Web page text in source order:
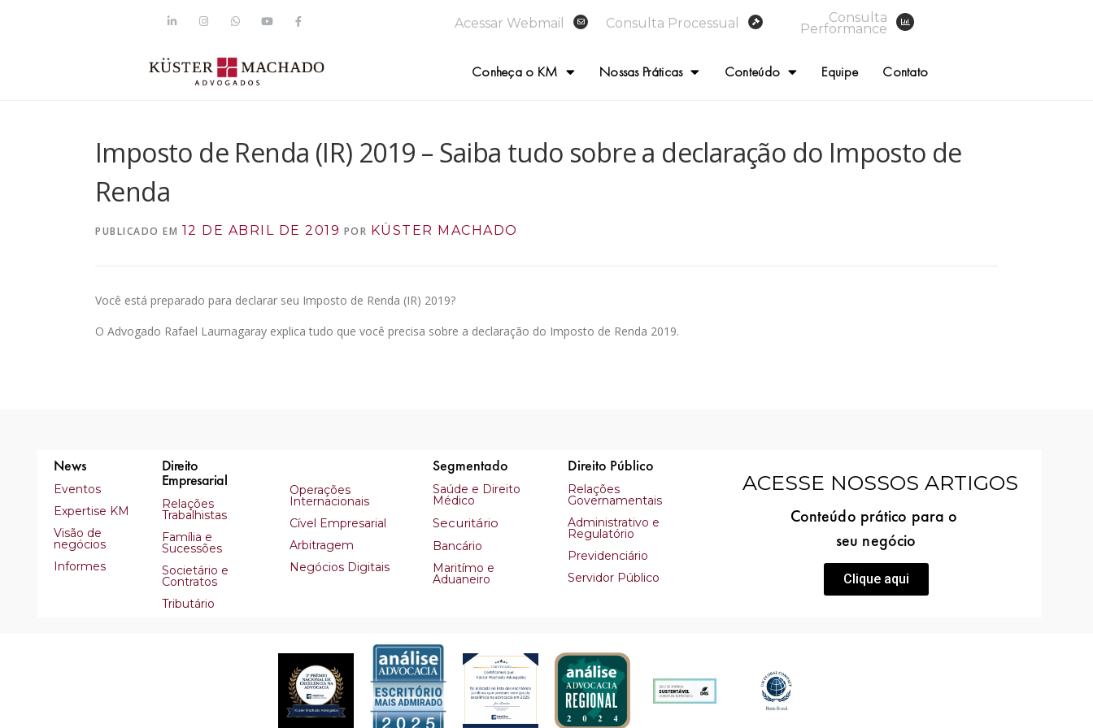
Acessar Webmail Consulta Processual Consulta
Performance
Conheça o KM Nossas Práticas Conteúdo Equipe Contato
Imposto de Renda (IR) 2019 – Saiba tudo sobre a declaração do Imposto de
Renda
PUBLICADO EM 12 DE ABRIL DE 2019 POR KÜSTER MACHADO
Você está preparado para declarar seu Imposto de Renda (IR) 2019?
O Advogado Rafael Laurnagaray explica tudo que você precisa sobre a declaração do Imposto de Renda 2019.
News
Eventos
Expertise KM
Visão de
negócios
Informes
Direito
Empresarial
Relações
Trabalhistas
Família e
Sucessões
Societário e
Contratos
Tributário
Operações
Internacionais
Cível Empresarial
Arbitragem
Negócios Digitais
Segmentado
Saúde e Direito
Médico
Securitário
Bancário
Maritímo e
Aduaneiro
Direito Público
Relações
Governamentais
Administrativo e
Regulatório
Previdenciário
Servidor Público
ACESSE NOSSOS ARTIGOS
Conteúdo prático para o
seu negócio
Clique aqui